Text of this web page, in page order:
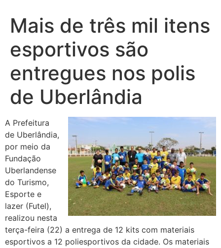
Mais de três mil itens
esportivos são
entregues nos polis
de Uberlândia
A Prefeitura
de Uberlândia,
por meio da
Fundação
Uberlandense
do Turismo,
Esporte e
lazer (Futel),
realizou nesta
terça-feira (22) a entrega de 12 kits com materiais
esportivos a 12 poliesportivos da cidade. Os materiais